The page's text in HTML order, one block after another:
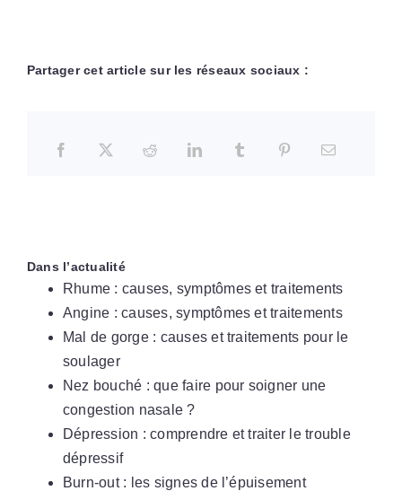
Partager cet article sur les réseaux sociaux :
Dans l’actualité
Rhume : causes, symptômes et traitements
Angine : causes, symptômes et traitements
Mal de gorge : causes et traitements pour le
soulager
Nez bouché : que faire pour soigner une
congestion nasale ?
Dépression : comprendre et traiter le trouble
dépressif
Burn-out : les signes de l’épuisement